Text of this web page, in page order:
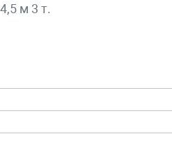
м 3 т.